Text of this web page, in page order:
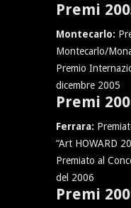
Premi
Montecarlo:
Montecarlo/
Premio
dicembre 2005
Premi
Ferrara:
“Art HOWARD
Premiato al
del 2006
Premi